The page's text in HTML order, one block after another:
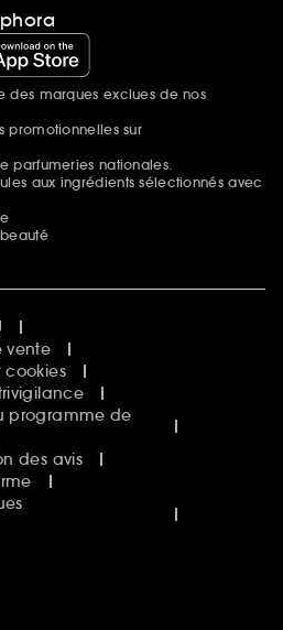
des marques exclues de nos
promotionnelles sur
parfumeries nationales.
aux ingrédients sélectionnés avec
vente
cookies
programme de
des avis